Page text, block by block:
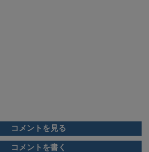
コメントを見る
コメントを書く